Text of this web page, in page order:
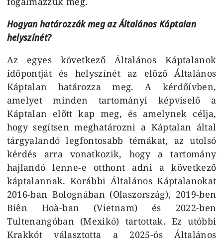
Hogyan határozzák meg az Általános Káptalan
helyszínét?
Az egyes következő Általános Káptalanok
időpontját és helyszínét az előző Általános
Káptalan határozza meg. A kérdőívben,
amelyet minden tartományi képviselő a
Káptalan előtt kap meg, és amelynek célja,
hogy segítsen meghatározni a Káptalan által
tárgyalandó legfontosabb témákat, az utolsó
kérdés arra vonatkozik, hogy a tartomány
hajlandó lenne-e otthont adni a következő
káptalannak. Korábbi Általános Káptalanokat
2016-ban Bolognában (Olaszország), 2019-ben
Biên Hoà-ban (Vietnam) és 2022-ben
Tultenangóban (Mexikó) tartottak. Ez utóbbi
Krakkót választotta a 2025-ös Általános